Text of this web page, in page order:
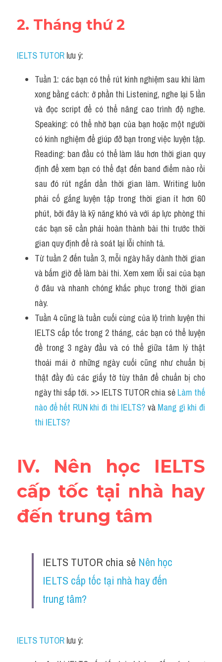
2. Tháng thứ 2
IELTS TUTOR lưu ý:
Tuần 1: các bạn có thể rút kinh nghiệm sau khi làm
xong bằng cách: ở phần thi Listening, nghe lại 5 lần
và đọc script để có thể nâng cao trình độ nghe.
Speaking: có thể nhờ bạn của bạn hoặc một người
có kinh nghiệm để giúp đỡ bạn trong việc luyện tập.
Reading: ban đầu có thể làm lâu hơn thời gian quy
định để xem bạn có thể đạt đến band điểm nào rồi
sau đó rút ngắn dần thời gian làm. Writing luôn
phải cố gắng luyện tập trong thời gian ít hơn 60
phút, bởi đây là kỹ năng khó và với áp lực phòng thi
các bạn sẽ cần phải hoàn thành bài thi trước thời
gian quy định để rà soát lại lỗi chính tả.
Từ tuần 2 đến tuần 3, mỗi ngày hãy dành thời gian
và bấm giờ để làm bài thi. Xem xem lỗi sai của bạn
ở đâu và nhanh chóng khắc phục trong thời gian
này.
Tuần 4 cũng là tuần cuối cùng của lộ trình luyện thi
IELTS cấp tốc trong 2 tháng, các bạn có thể luyện
đề trong 3 ngày đầu và có thể giữa tâm lý thật
thoải mái ở những ngày cuối cũng như chuẩn bị
thật đầy đủ các giấy tờ tùy thân để chuẩn bị cho
ngày thi sắp tới. >> IELTS TUTOR chia sẻ Làm thế
nào để hết RUN khi đi thi IELTS? và Mang gì khi đi
thi IELTS?
IV. Nên học IELTS
cấp tốc tại nhà hay
đến trung tâm
IELTS TUTOR chia sẻ Nên học
IELTS cấp tốc tại nhà hay đến
trung tâm?
IELTS TUTOR lưu ý: